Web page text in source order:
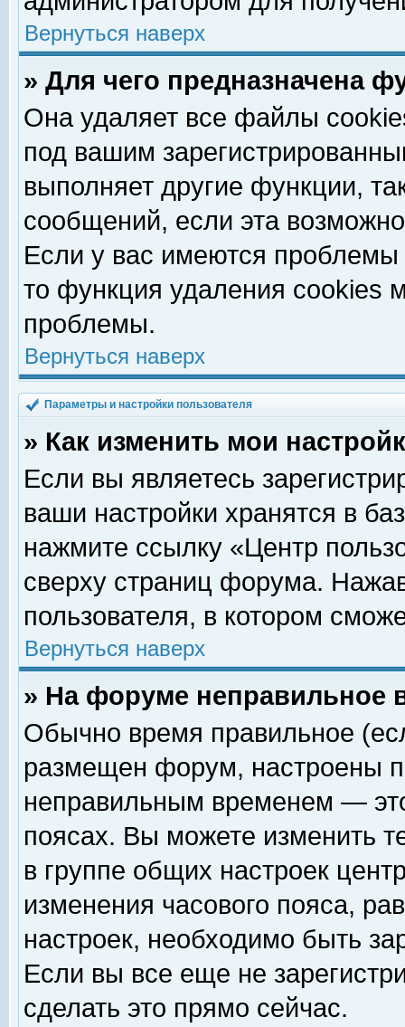
Вернуться наверх
» Для чего предназначена
Она удаляет все файлы
под вашим
выполняет другие функции,
сообщений, если эта
Если у вас имеются
то функция удаления cookies
проблемы.
Вернуться наверх
Параметры и настройки пользователя
» Как изменить мои
Если вы являетесь
ваши настройки хранятся в
нажмите ссылку «Центр
сверху страниц форума.
пользователя, в котором
Вернуться наверх
» На форуме неправильное
Обычно время правильное
размещен форум, настроены
неправильным временем —
поясах. Вы можете изменить
в группе общих настроек
изменения часового пояса,
настроек, необходимо быть
Если вы все еще не
сделать это прямо сейчас.